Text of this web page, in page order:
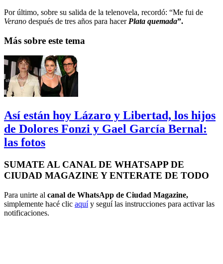
Por último, sobre su salida de la telenovela, recordó: “Me fui de
Verano después de tres años para hacer Plata quemada”.
Más sobre este tema
Así están hoy Lázaro y Libertad, los hijos
de Dolores Fonzi y Gael García Bernal:
las fotos
SUMATE AL CANAL DE WHATSAPP DE
CIUDAD MAGAZINE Y ENTERATE DE TODO
Para unirte al canal de WhatsApp de Ciudad Magazine,
simplemente hacé clic aquíy seguí las instrucciones para activar las
notificaciones.